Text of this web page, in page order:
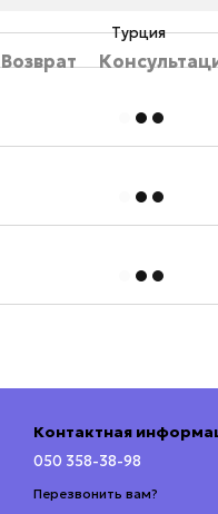
Турция
Возврат
Контактная
050 358-38-98
Перезвонить вам?